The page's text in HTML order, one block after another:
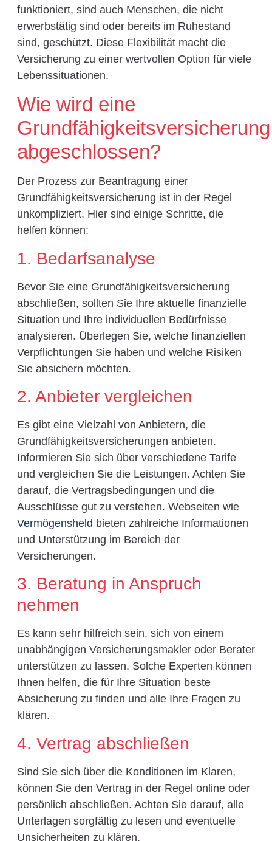
funktioniert, sind auch Menschen, die nicht
erwerbstätig sind oder bereits im Ruhestand
sind, geschützt. Diese Flexibilität macht die
Versicherung zu einer wertvollen Option für viele
Lebenssituationen.
Wie wird eine
Grundfähigkeitsversicherung
abgeschlossen?
Der Prozess zur Beantragung einer
Grundfähigkeitsversicherung ist in der Regel
unkompliziert. Hier sind einige Schritte, die
helfen können:
1. Bedarfsanalyse
Bevor Sie eine Grundfähigkeitsversicherung
abschließen, sollten Sie Ihre aktuelle finanzielle
Situation und Ihre individuellen Bedürfnisse
analysieren. Überlegen Sie, welche finanziellen
Verpflichtungen Sie haben und welche Risiken
Sie absichern möchten.
2. Anbieter vergleichen
Es gibt eine Vielzahl von Anbietern, die
Grundfähigkeitsversicherungen anbieten.
Informieren Sie sich über verschiedene Tarife
und vergleichen Sie die Leistungen. Achten Sie
darauf, die Vertragsbedingungen und die
Ausschlüsse gut zu verstehen. Webseiten wie
Vermögensheld bieten zahlreiche Informationen
und Unterstützung im Bereich der
Versicherungen.
3. Beratung in Anspruch
nehmen
Es kann sehr hilfreich sein, sich von einem
unabhängigen Versicherungsmakler oder Berater
unterstützen zu lassen. Solche Experten können
Ihnen helfen, die für Ihre Situation beste
Absicherung zu finden und alle Ihre Fragen zu
klären.
4. Vertrag abschließen
Sind Sie sich über die Konditionen im Klaren,
können Sie den Vertrag in der Regel online oder
persönlich abschließen. Achten Sie darauf, alle
Unterlagen sorgfältig zu lesen und eventuelle
Unsicherheiten zu klären.